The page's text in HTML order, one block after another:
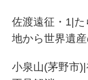
佐渡遠征・1|
地から世界遺
小泉山(茅野市